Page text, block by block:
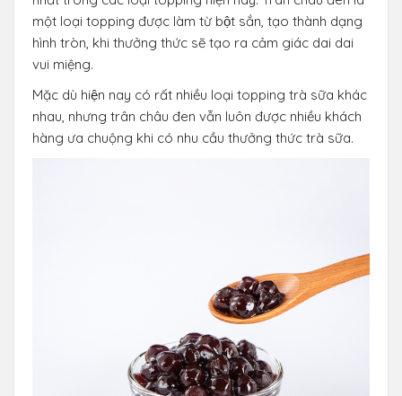
một loại topping được làm từ bột sắn, tạo thành dạng
hình tròn, khi thưởng thức sẽ tạo ra cảm giác dai dai
vui miệng.
Mặc dù hiện nay có rất nhiều loại topping trà sữa khác
nhau, nhưng trân châu đen vẫn luôn được nhiều khách
hàng ưa chuộng khi có nhu cầu thưởng thức trà sữa.